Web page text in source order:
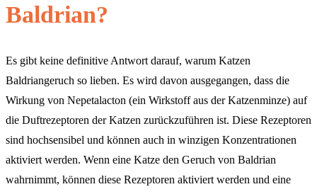
Baldrian?
Es gibt keine definitive Antwort darauf, warum Katzen
Baldriangeruch so lieben. Es wird davon ausgegangen, dass die
Wirkung von Nepetalacton (ein Wirkstoff aus der Katzenminze) auf
die Duftrezeptoren der Katzen zurückzuführen ist. Diese Rezeptoren
sind hochsensibel und können auch in winzigen Konzentrationen
aktiviert werden. Wenn eine Katze den Geruch von Baldrian
wahrnimmt, können diese Rezeptoren aktiviert werden und eine